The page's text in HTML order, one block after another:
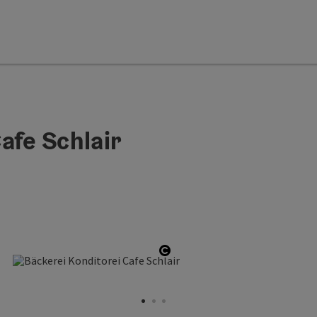
Schlair
copyright Open copyright